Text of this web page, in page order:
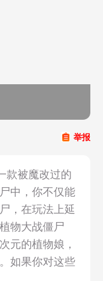
举报
款被魔改过的
中，你不仅能
，在玩法上延
物大战僵尸
元的植物娘，
如果你对这些